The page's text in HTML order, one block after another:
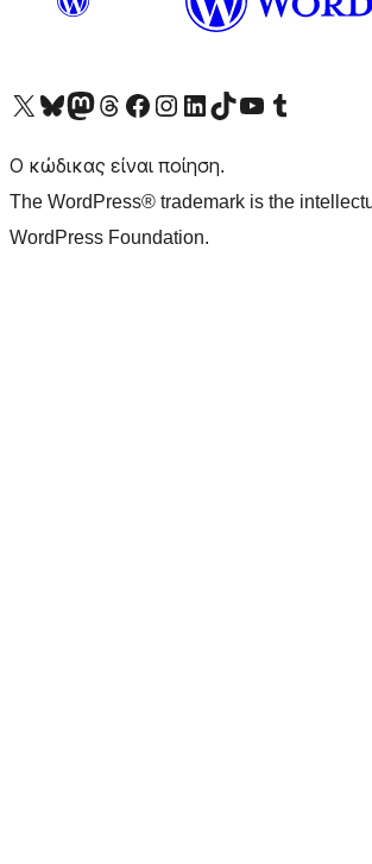
Visit our X (formerly Twitter) account
Visit our Bluesky account
Επισκεφθείτε τον λογαριασμό μας στο Mastodon
Visit our Threads account
Επισκεφτείτε τη σελίδα μας στο Facebook
Επισκεφθείτε τον λογαριασμό μας Instagram
Επισκεφθείτε τον λογαριασμό μας LinkedIn
Visit our TikTok account
Visit our YouTube channel
Visit our Tumblr account
Ο κώδικας είναι ποίηση.
The WordPress® trademark is the
WordPress Foundation.